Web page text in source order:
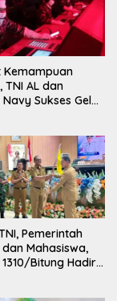
Kemampuan
TNI AL dan
Sukses Gelar
Pemerintah
Mahasiswa,
Bitung Hadiri